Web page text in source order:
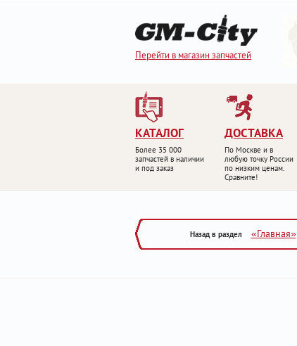
Перейти в магазин запчастей
КАТАЛОГ
Более 35 000
запчастей в наличии
и под заказ
ДОСТАВКА
По Москве и в
любую точку России
по низким ценам.
Сравните!
Назад в раздел «Главная»